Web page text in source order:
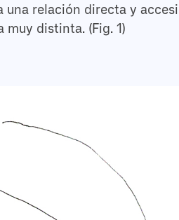
relación directa y
muy distinta. (Fig. 1)